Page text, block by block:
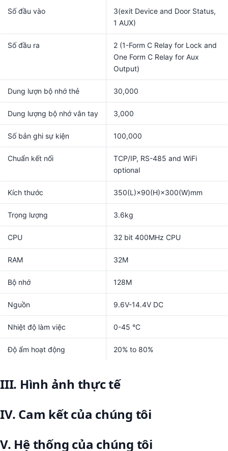
Số đầu vào
3(exit Device and Door Status,
1 AUX)
Số đầu ra
2 (1-Form C Relay for Lock and
One Form C Relay for Aux
Output)
Dung lượn bộ nhớ thẻ 30,000
Dung lượng bộ nhớ vân tay 3,000
Số bản ghi sự kiện 100,000
Chuẩn kết nối
TCP/IP, RS-485 and WiFi
optional
Kích thước 350(L)×90(H)×300(W)mm
Trọng lượng 3.6kg
CPU 32 bit 400MHz CPU
RAM 32M
Bộ nhớ 128M
Nguồn 9.6V-14.4V DC
Nhiệt độ làm việc 0-45 °C
Độ ẩm hoạt động 20% to 80%
III. Hình ảnh thực tế
IV. Cam kết của chúng tôi
V. Hệ thống của chúng tôi